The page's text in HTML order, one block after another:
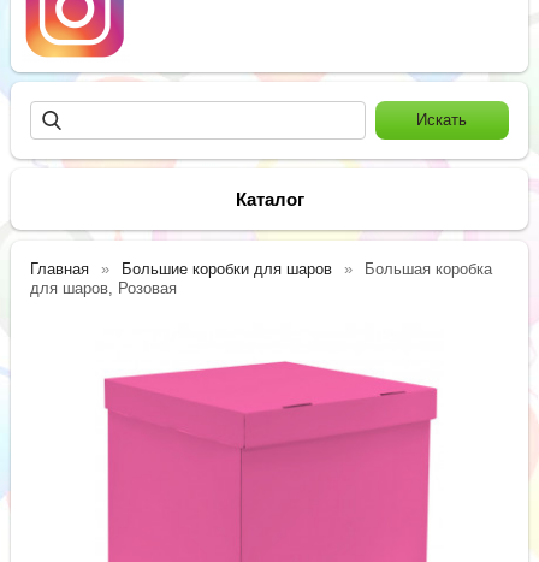
Каталог
Главная Большие коробки для шаров
Большая коробка
для шаров, Розовая